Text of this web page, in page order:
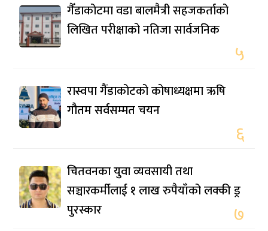
गैँडाकोटमा वडा बालमैत्री सहजकर्ताको
लिखित परीक्षाको नतिजा सार्वजनिक
५
रास्वपा गैंडाकोटको कोषाध्यक्षमा ऋषि
गौतम सर्वसम्मत चयन
६
चितवनका युवा व्यवसायी तथा
सञ्चारकर्मीलाई १ लाख रुपैयाँको लक्की ड्र
पुरस्कार
७